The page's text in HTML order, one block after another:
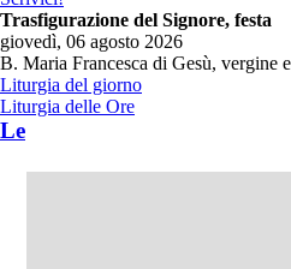
Trasfigurazione del Signore, festa
giovedì, 06 agosto 2026
B. Maria Francesca di Gesù, vergine
Liturgia del giorno
Liturgia delle Ore
Le